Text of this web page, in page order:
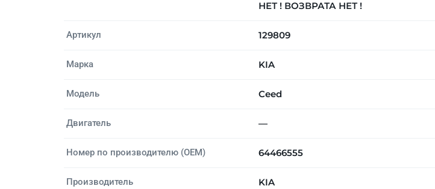
НЕТ ! ВОЗВРАТА НЕТ !
Артикул 129809
Марка KIA
Модель Ceed
Двигатель —
Номер по производителю (OEM) 64466555
Производитель KIA